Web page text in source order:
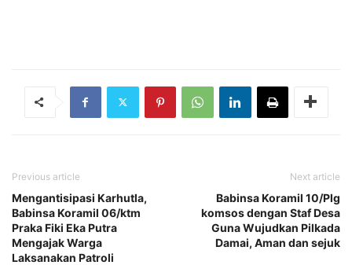
Previous article
Mengantisipasi Karhutla,
Babinsa Koramil 06/ktm
Praka Fiki Eka Putra
Mengajak Warga
Laksanakan Patroli
Next article
Babinsa Koramil 10/Plg
komsos dengan Staf Desa
Guna Wujudkan Pilkada
Damai, Aman dan sejuk